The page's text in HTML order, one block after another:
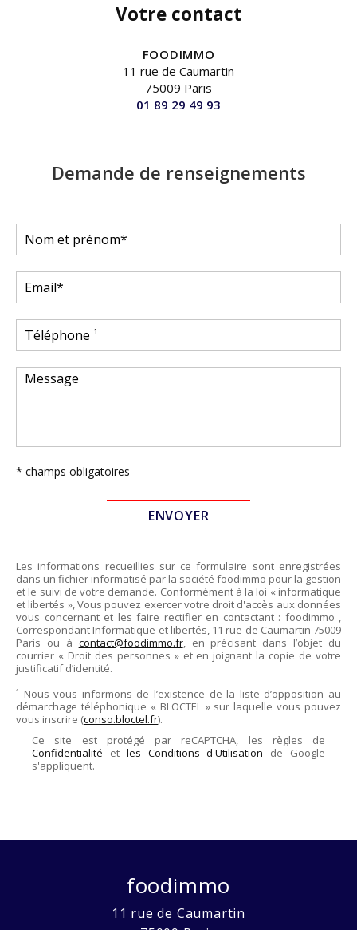
Votre contact
FOODIMMO
11 rue de Caumartin
75009 Paris
01 89 29 49 93
Demande de renseignements
* champs obligatoires
Les informations recueillies sur ce formulaire sont enregistrées
dans un fichier informatisé par la société foodimmo pour la gestion
et le suivi de votre demande. Conformément à la loi « informatique
et libertés », Vous pouvez exercer votre droit d'accès aux données
vous concernant et les faire rectifier en contactant : foodimmo ,
Correspondant Informatique et libertés, 11 rue de Caumartin 75009
Paris ou à contact@foodimmo.fr, en précisant dans l’objet du
courrier « Droit des personnes » et en joignant la copie de votre
justificatif d’identité.
¹ Nous vous informons de l’existence de la liste d’opposition au
démarchage téléphonique « BLOCTEL » sur laquelle vous pouvez
vous inscrire (conso.bloctel.fr).
Ce site est protégé par reCAPTCHA, les règles de
Confidentialité et les Conditions d'Utilisation de Google
s'appliquent.
foodimmo
11 rue de Caumartin